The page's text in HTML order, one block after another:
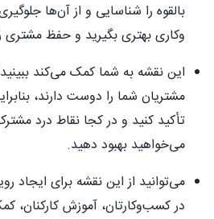
بالقوه را شناسایی و از آن‌ها
وکاری بهتری بگیرید و حفظ مشتری
این نقشه به شما کمک می‌کند
مشتریان شما را دوست دارند،
تأکید کنید و در کجا نقاط درد
می‌خواهید بهبود دهید.
می‌توانید از این نقشه برای ایجاد
در کسب‌وکارتان، آموزش کارکنان،